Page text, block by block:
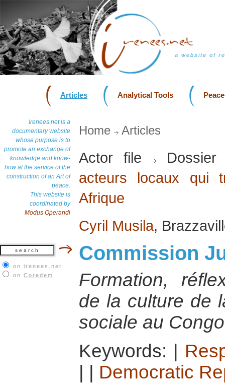
a website of
Articles Analytical Tools
Irenees.net is a
documentary website
whose purpose is to
promote an exchange of
knowledge and know-
how at the service of the
construction of an Art of
peace.
This website is
coordinated by
Modus Operandi
on irenees.net
on Coredem
Home Articles
Actor file
acteurs locaux qui
Afrique
Cyril Musila,
Commission
Formation,
de la culture de
sociale au
Keywords:
Democratic